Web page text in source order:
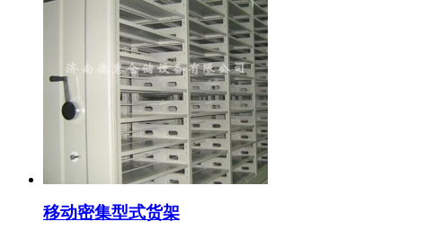
移动密集型式货架